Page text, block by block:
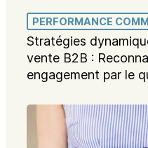
PERFORMANCE
Stratégies
vente B2B :
engagement par le